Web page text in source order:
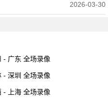
2026-03-30
- 广东 全场录像
- 深圳 全场录像
- 上海 全场录像